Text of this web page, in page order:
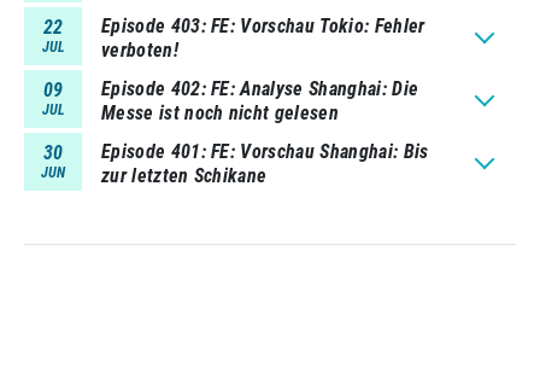
22
JUL
Episode 403 FE: Vorschau Tokio: Fehler
verboten!
09
JUL
Episode 402 FE: Analyse Shanghai: Die
Messe ist noch nicht gelesen
30
JUN
Episode 401 FE: Vorschau Shanghai: Bis
zur letzten Schikane